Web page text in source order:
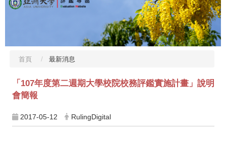
首頁 最新消息
「107年度第二週期大學校院校務評鑑實施計畫」說明
會簡報
2017-05-12 RulingDigital